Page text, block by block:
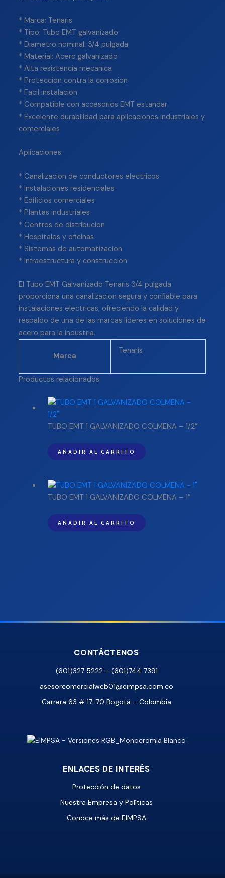
* Marca: Tenaris
* Tipo: Tubo EMT galvanizado
* Diametro nominal: 3/4 pulgada
* Material: Acero galvanizado
* Alta resistencia mecanica
* Proteccion contra la corrosion
* Facil instalacion
* Compatible con accesorios EMT estandar
* Excelente durabilidad para aplicaciones industriales y
comerciales
Aplicaciones:
* Canalizacion de conductores electricos
* Instalaciones residenciales
* Edificios comerciales
* Plantas industriales
* Centros de distribucion
* Hospitales y oficinas
* Sistemas de automatizacion
* Infraestructura y construccion
El Tubo EMT Galvanizado Tenaris 3/4 pulgada
proporciona una canalizacion segura y confiable para
instalaciones electricas, ofreciendo la calidad y
respaldo de una de las marcas lideres en soluciones de
acero para la industria.
Marca
Tenaris
Productos relacionados
TUBO EMT 1 GALVANIZADO COLMENA – 1/2″
AÑADIR AL CARRITO
TUBO EMT 1 GALVANIZADO COLMENA – 1″
AÑADIR AL CARRITO
CONTÁCTENOS
(601)327 5222 – (601)744 7391
asesorcomercialweb01@eimpsa.com.co
Carrera 63 # 17-70 Bogotá – Colombia
ENLACES DE INTERÉS
Protección de datos
Nuestra Empresa y Políticas
Conoce más de EIMPSA